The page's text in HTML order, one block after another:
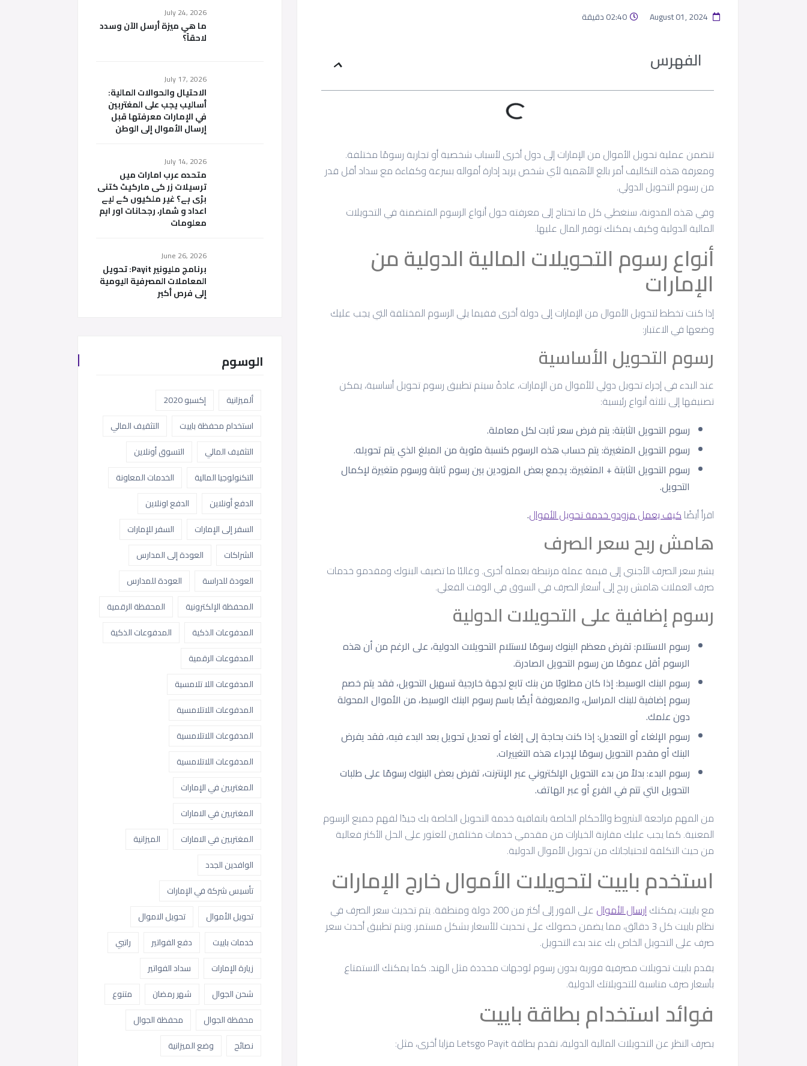
02:40 دقيقة
الفهرس
تتضمن عملية تحويل الأموال من الإمارات إلى دول أخرى لأسباب شخصية أو تجارية رسومًا مختلفة.
ومعرفة هذه التكاليف أمر بالغ الأهمية لأي شخص يريد إدارة أمواله بسرعة وكفاءة مع سداد أقل قدر
من رسوم التحويل الدولي.
وفي هذه المدونة، سنغطي كل ما تحتاج إلى معرفته حول أنواع الرسوم المتضمنة في التحويلات
المالية الدولية وكيف يمكنك توفير المال عليها.
أنواع رسوم التحويلات المالية الدولية من
الإمارات
إذا كنت تخطط لتحويل الأموال من الإمارات إلى دولة أخرى ففيما يلي الرسوم المختلفة التي يجب عليك
وضعها في الاعتبار:
رسوم التحويل الأساسية
عند البدء في إجراء تحويل دولي للأموال من الإمارات، عادةً سيتم تطبيق رسوم تحويل أساسية، يمكن
تصنيفها إلى ثلاثة أنواع رئيسية:
رسوم التحويل الثابتة: يتم فرض سعر ثابت لكل معاملة.
رسوم التحويل المتغيرة: يتم حساب هذه الرسوم كنسبة مئوية من المبلغ الذي يتم تحويله.
رسوم التحويل الثابتة + المتغيرة: يجمع بعض المزودين بين رسوم ثابتة ورسوم متغيرة لإكمال
التحويل.
اقرأ أيضًاكيف يعمل مزودو خدمة تحويل الأموال.
هامش ربح سعر الصرف
يشير سعر الصرف الأجنبي إلى قيمة عملة مرتبطة بعملة أخرى. وغالبًا ما تضيف البنوك ومقدمو خدمات
صرف العملات هامش ربح إلى أسعار الصرف في السوق في الوقت الفعلي.
رسوم إضافية على التحويلات الدولية
رسوم الاستلام: تفرض معظم البنوك رسومًا لاستلام التحويلات الدولية، على الرغم من أن هذه
الرسوم أقل عمومًا من رسوم التحويل الصادرة.
رسوم البنك الوسيط: إذا كان مطلوبًا من بنك تابع لجهة خارجية تسهيل التحويل، فقد يتم خصم
رسوم إضافية للبنك المراسل، والمعروفة أيضًا باسم رسوم البنك الوسيط، من الأموال المحولة
دون علمك.
رسوم الإلغاء أو التعديل: إذا كنت بحاجة إلى إلغاء أو تعديل تحويل بعد البدء فيه، فقد يفرض
البنك أو مقدم التحويل رسومًا لإجراء هذه التغييرات.
رسوم البدء: بدلاً من بدء التحويل الإلكتروني عبر الإنترنت، تفرض بعض البنوك رسومًا على طلبات
التحويل التي تتم في الفرع أو عبر الهاتف.
من المهم مراجعة الشروط والأحكام الخاصة باتفاقية خدمة التحويل الخاصة بك جيدًا لفهم جميع الرسوم
المعنية. كما يجب عليك مقارنة الخيارات من مقدمي خدمات مختلفين للعثور على الحل الأكثر فعالية
من حيث التكلفة لاحتياجاتك من تحويل الأموال الدولية.
استخدم باييت لتحويلات الأموال خارج الإمارات
مع باييت، يمكنكإرسال الأموال
على الفور إلى أكثر من 200 دولة ومنطقة. يتم تحديث سعر الصرف في
نظام باييت كل 3 دقائق، مما يضمن حصولك على تحديث للأسعار بشكل مستمر. ويتم تطبيق أحدث سعر
صرف على التحويل الخاص بك عند بدء التحويل.
يقدم باييت تحويلات مصرفية فورية بدون رسوم لوجهات محددة مثل الهند. كما يمكنك الاستمتاع
بأسعار صرف مناسبة للتحويلاتك الدولية.
فوائد استخدام بطاقة باييت
بصرف النظر عن التحويلات المالية الدولية، تقدم بطاقة Letsgo Payit مزايا أخرى، مثل:
July 24, 2026
ما هي ميزة أرسل الآن وسدد
لاحقاً؟
July 17, 2026
الاحتيال والحوالات المالية:
أساليب يجب على المغتربين
في الإمارات معرفتها قبل
إرسال الأموال إلى الوطن
July 14, 2026
متحدہ عرب امارات میں
ترسیلات زر کی مارکیٹ کتنی
بڑی ہے؟ غیر ملکیوں کے لیے
اعداد و شمار، رجحانات اور اہم
معلومات
June 26, 2026
برنامج مليونير Payit: تحويل
المعاملات المصرفية اليومية
إلى فرص أكبر
الوسوم
ألميزانية
إكسبو 2020
استخدام محفظة باييت
التثقيف المالي
التثقيف المالي
التسوق أونلاين
التكنولوجيا المالية
الخدمات المعاونة
الدفع أونلاين
الدفع اونلاين
السفر إلى الإمارات
السفر للإمارات
الشراكات
العودة إلى المدارس
العودة للدراسة
العودة للمدارس
المحفظة الإلكترونية
المحفظة الرقمية
المدفوعات الذكية
المدفوعات الذكية
المدفوعات الرقمية
المدفوعات اللا تلامسية
المدفوعات اللاتلامسية
المدفوعات اللاتلامسية
المدفوعات اللاتلامسية
المغتربين في الإمارات
المغتربين في الامارات
المغتربين في الامارات
الميزانية
الوافدين الجدد
تأسيس شركة في الإمارات
تحويل الأموال
تحويل الاموال
خدمات باييت
دفع الفواتير
راتبي
زيارة الإمارات
سداد الفواتير
شحن الجوال
شهر رمضان
متنوع
محفظة الجوال
محفظة الجوال
نصائح
وضع الميزانية